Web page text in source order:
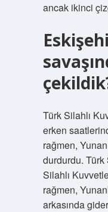
ancak ikinci
Türk Silahlı
erken
rağmen,
durdurdu. Türk
Silahlı
rağmen,
arkasında